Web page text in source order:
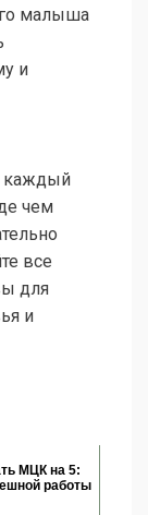
малыша
и
каждый
чем
все
для
и
МЦК на 5:
работы